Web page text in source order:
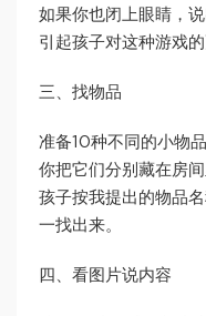
如果你也闭上眼睛，
引起孩子对这种游戏的
三、找物品
准备10种不同的小物
你把它们分别藏在房
孩子按我提出的物品
一找出来。
四、看图片说内容